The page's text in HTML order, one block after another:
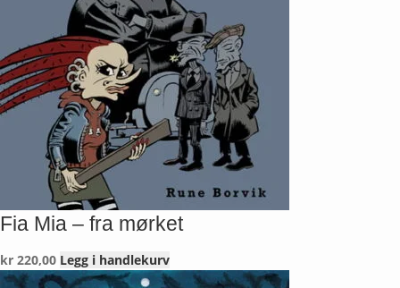
Fia Mia – fra mørket
kr 220,00 Legg i handlekurv